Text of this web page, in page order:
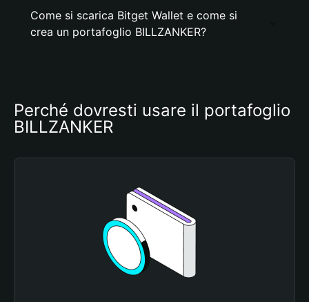
Come si scarica Bitget Wallet e come si
crea un portafoglio BILLZANKER?
Perché dovresti usare il portafoglio
BILLZANKER